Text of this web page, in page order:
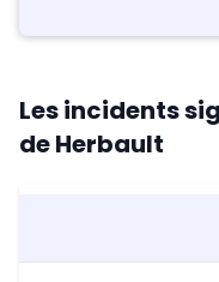
Les incidents
de Herbault